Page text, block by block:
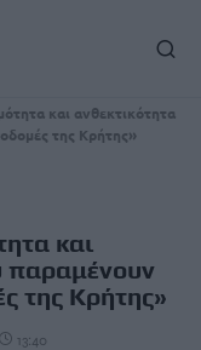
και ανθεκτικότητα
της Κρήτης»
και
παραμένουν
της Κρήτης»
13:40